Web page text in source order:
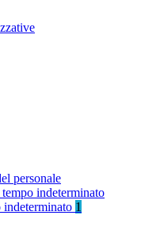
personale
indeterminato
indeterminato 1